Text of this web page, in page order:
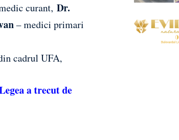
curant, Dr.
– medici primari
cadrul UFA,
a trecut de